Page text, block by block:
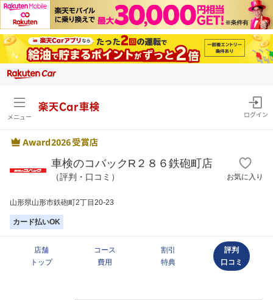
メニュー
楽天Car車検
ログイン
車検のコバックR２８６鉄砲町店
（評判・口コミ） お気に入り
山形県山形市鉄砲町2丁目20-23
カード払いOK
店舗
トップ
コース
費用
割引
特典
評判
口コミ